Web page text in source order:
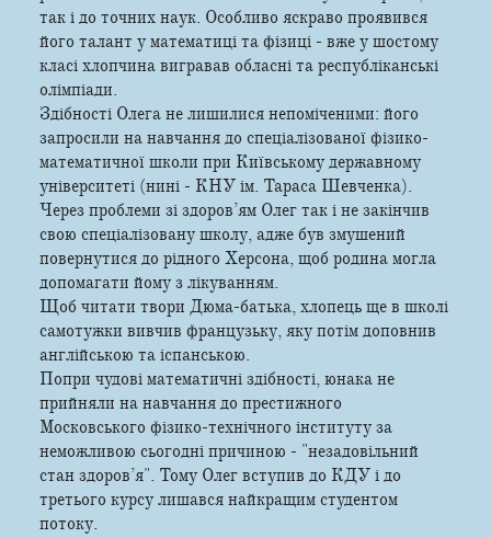
так і до точних наук. Особливо яскраво проявився
його талант у математиці та фізиці - вже у шостому
класі хлопчина вигравав обласні та республіканські
олімпіади.
Здібності Олега не лишилися непоміченими: його
запросили на навчання до спеціалізованої фізико-
математичної школи при Київському державному
університеті (нині - КНУ ім. Тараса Шевченка).
Через проблеми зі здоров’ям Олег так і не закінчив
свою спеціалізовану школу, адже був змушений
повернутися до рідного Херсона, щоб родина могла
допомагати йому з лікуванням.
Щоб читати твори Дюма-батька, хлопець ще в школі
самотужки вивчив французьку, яку потім доповнив
англійською та іспанською.
Попри чудові математичні здібності, юнака не
прийняли на навчання до престижного
Московського фізико-технічного інституту за
неможливою сьогодні причиною - "незадовільний
стан здоров’я". Тому Олег вступив до КДУ і до
третього курсу лишався найкращим студентом
потоку.